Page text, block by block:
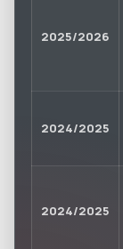
2025/2026
2024/2025
2024/2025